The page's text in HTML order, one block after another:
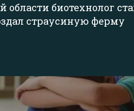
биотехнолог
страусиную ферму